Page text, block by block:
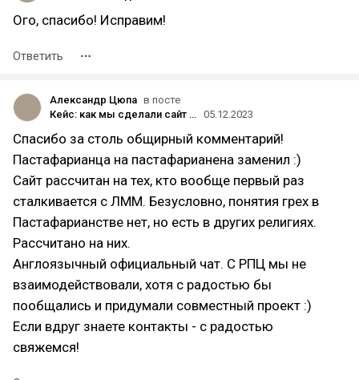
Ого, спасибо! Исправим!
Ответить
Александр Цюпа в посте
Кейс: как мы сделали сайт для Летающего Макаронного Монстра 05.12.2023
Спасибо за столь общирный комментарий!
Пастафарианца на пастафарианена заменил :)
Сайт рассчитан на тех, кто вообще первый раз
сталкивается с ЛММ. Безусловно, понятия грех в
Пастафарианстве нет, но есть в других религиях.
Рассчитано на них.
Англоязычный официальный чат. С РПЦ мы не
взаимодействовали, хотя с радостью бы
пообщались и придумали совместный проект :)
Если вдруг знаете контакты - с радостью
свяжемся!